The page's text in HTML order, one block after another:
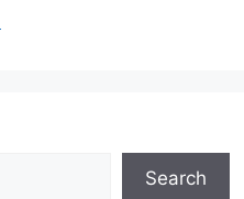
Search